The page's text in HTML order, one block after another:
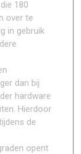
180
over te
in gebruik
dan bij
hardware
Hierdoor
de
opent